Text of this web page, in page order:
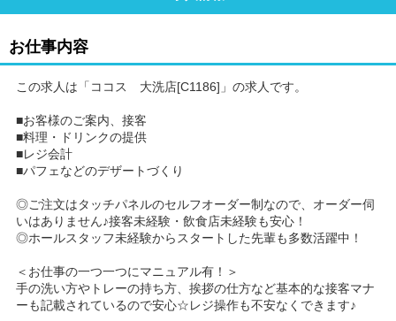
お仕事内容
この求人は「ココス 大洗店[C1186]」の求人です。
■お客様のご案内、接客
■料理・ドリンクの提供
■レジ会計
■パフェなどのデザートづくり
◎ご注文はタッチパネルのセルフオーダー制なので、オーダー伺
いはありません♪接客未経験・飲食店未経験も安心！
◎ホールスタッフ未経験からスタートした先輩も多数活躍中！
＜お仕事の一つ一つにマニュアル有！＞
手の洗い方やトレーの持ち方、挨拶の仕方など基本的な接客マナ
ーも記載されているので安心☆レジ操作も不安なくできます♪